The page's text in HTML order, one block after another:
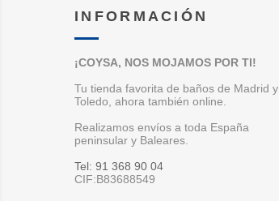
INFORMACIÓN
¡COYSA, NOS MOJAMOS POR TI!
Tu tienda favorita de baños de Madrid y
Toledo, ahora también online.
Realizamos envíos a toda España
peninsular y Baleares.
Tel: 91 368 90 04
CIF:B83688549